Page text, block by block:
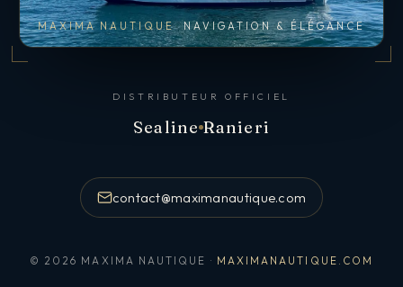
MAXIMA NAUTIQUE NAVIGATION & ÉLÉGANCE
DISTRIBUTEUR OFFICIEL
Sealine Ranieri
contact@maximanautique.com
© 2026 MAXIMA NAUTIQUE · MAXIMANAUTIQUE.COM